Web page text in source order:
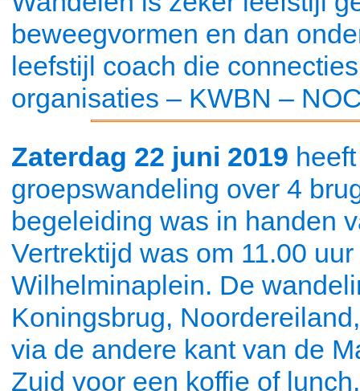
beweegvormen en dan
leefstijl coach die
organisaties – KWBN –
Zaterdag 22 juni 2019
groepswandeling over 4
begeleiding was in handen
Vertrektijd was om 11.00
Wilhelminaplein. De
Koningsbrug,
via de andere kant van de
Zuid voor een koffie of